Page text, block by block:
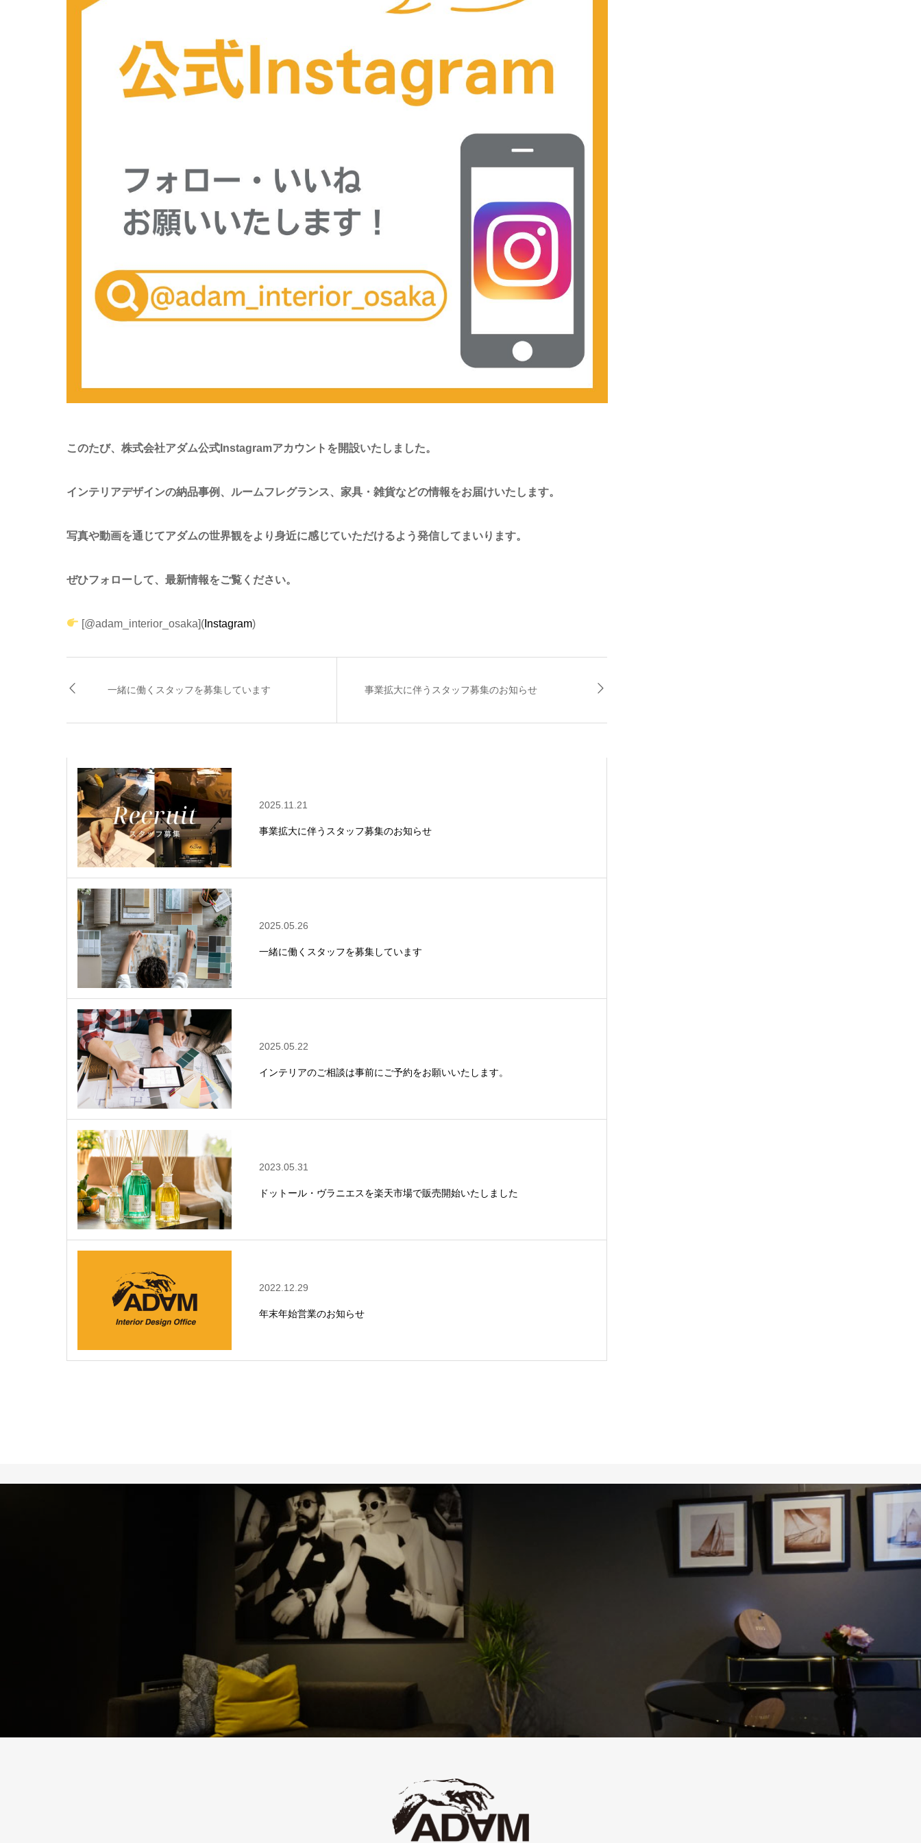
このたび、株式会社アダム公式Instagramアカウントを開設いたしました。
インテリアデザインの納品事例、ルームフレグランス、家具・雑貨などの情報をお届けいたします。
写真や動画を通じてアダムの世界観をより身近に感じていただけるよう発信してまいります。
ぜひフォローして、最新情報をご覧ください。
[@adam_interior_osaka]( Instagram)
一緒に働くスタッフを募集しています 事業拡大に伴うスタッフ募集のお知らせ
2025.11.21
事業拡大に伴うスタッフ募集のお知らせ
2025.05.26
一緒に働くスタッフを募集しています
2025.05.22
インテリアのご相談は事前にご予約をお願いいたします。
2023.05.31
ドットール・ヴラニエスを楽天市場で販売開始いたしました
2022.12.29
年末年始営業のお知らせ